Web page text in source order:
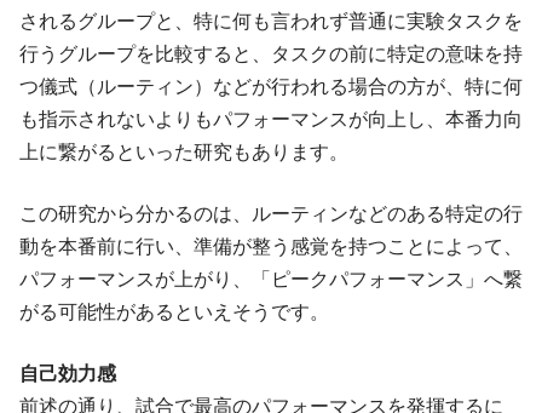
されるグループと、特に何も言われず普通に実験タスクを
行うグループを比較すると、タスクの前に特定の意味を持
つ儀式（ルーティン）などが行われる場合の方が、特に何
も指示されないよりもパフォーマンスが向上し、本番力向
上に繋がるといった研究もあります。
この研究から分かるのは、ルーティンなどのある特定の行
動を本番前に行い、準備が整う感覚を持つことによって、
パフォーマンスが上がり、「ピークパフォーマンス」へ繋
がる可能性があるといえそうです。
自己効力感
前述の通り、試合で最高のパフォーマンスを発揮するに